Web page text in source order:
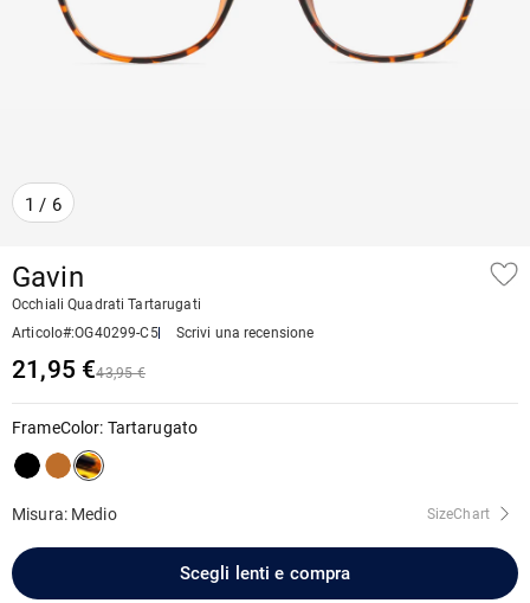
1 / 6
Gavin
Occhiali Quadrati Tartarugati
Articolo#:OG40299-C5 Scrivi una recensione
21,95 €43,95 €
FrameColor: Tartarugato
Misura: Medio SizeChart
Scegli lenti e compra